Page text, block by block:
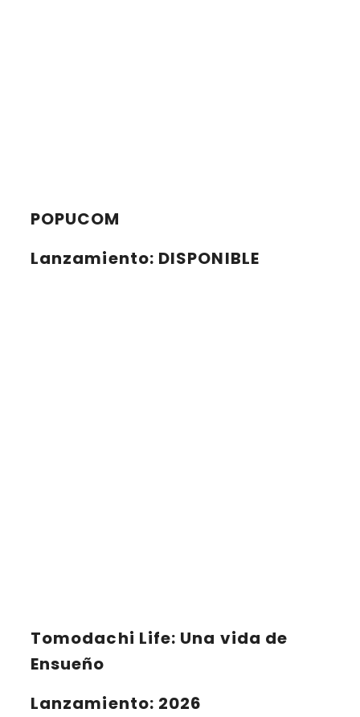
POPUCOM
Lanzamiento: DISPONIBLE
Tomodachi Life: Una vida de
Ensueño
Lanzamiento: 2026